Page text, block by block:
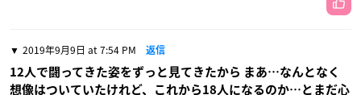
2019年9月9日 at 7:54 PM 返信
12人で闘ってきた姿をずっと見てきたから まあ…なんとなく
想像はついていたけれど、これから18人になるのか…とまだ心